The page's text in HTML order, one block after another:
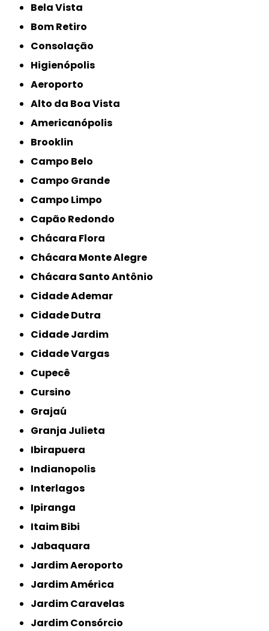
Bela Vista
Bom Retiro
Consolação
Higienópolis
Aeroporto
Alto da Boa Vista
Americanópolis
Brooklin
Campo Belo
Campo Grande
Campo Limpo
Capão Redondo
Chácara Flora
Chácara Monte Alegre
Chácara Santo Antônio
Cidade Ademar
Cidade Dutra
Cidade Jardim
Cidade Vargas
Cupecê
Cursino
Grajaú
Granja Julieta
Ibirapuera
Indianopolis
Interlagos
Ipiranga
Itaim Bibi
Jabaquara
Jardim Aeroporto
Jardim América
Jardim Caravelas
Jardim Consórcio